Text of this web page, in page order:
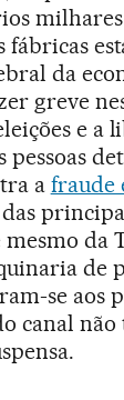
fábricas
da
greve
e a
pessoas
a fraude
da
de
se aos
canal não